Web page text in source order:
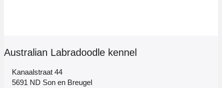
Australian Labradoodle kennel
Kanaalstraat 44
5691 ND Son en Breugel